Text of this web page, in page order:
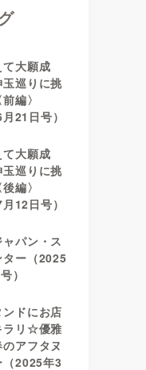
大願成
巡りに挑
編〉
21日号）
大願成
巡りに挑
編〉
12日号）
パン・ス
ター（2025
）
ドにお店
ラリ☆優雅
アフタヌ
（2025年3